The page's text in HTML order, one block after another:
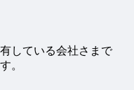
している会社さまで
。